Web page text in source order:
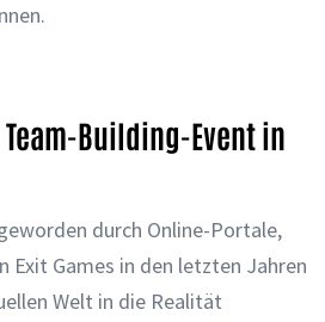
Team-Building-Event in
durch Online-Portale,
Exit Games in den letzten Jahren
Welt in die Realität